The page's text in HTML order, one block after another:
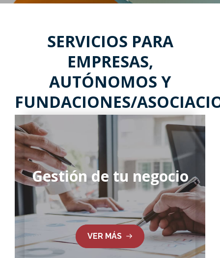
SERVICIOS PARA
EMPRESAS,
AUTÓNOMOS Y
FUNDACIONES/
Gestión de tu negocio
VER MÁS